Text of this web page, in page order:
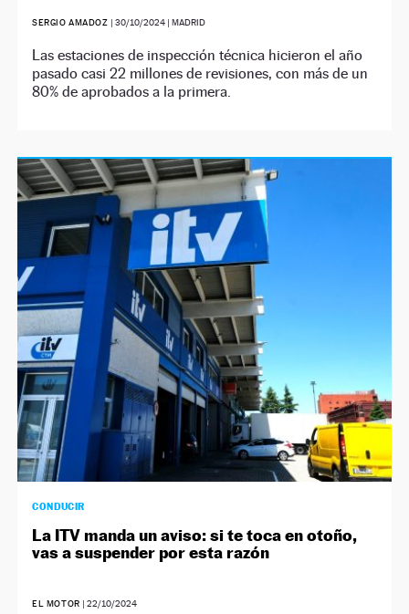
SERGIO AMADOZ | 30/10/2024| MADRID
Las estaciones de inspección técnica hicieron el año
pasado casi 22 millones de revisiones, con más de un
80% de aprobados a la primera.
CONDUCIR
La ITV manda un aviso: si te toca en otoño,
vas a suspender por esta razón
EL MOTOR | 22/10/2024